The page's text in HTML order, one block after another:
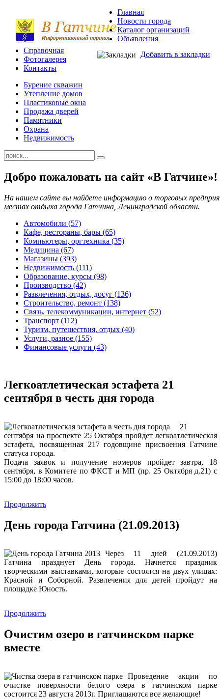
Добавить в закладки
Главная
Новости города
Каталог организаций
Объявления
Справочная
Фотогалерея
Контакты
Бурение скважин
Утепление домов
Пластиковые окна
Продажа дверей
Памятники
Охрана
Недвижимость
Добро пожаловать на сайт «В Гатчине»!
На нашем сайте вы найдете информацию о торговых
местах отдыха города Гатчина, Ленинградской области.
Автомобили (57)
Кафе, рестораны, бары (65)
Компьютеры, оргтехника (35)
Медицина (67)
Магазины (393)
Недвижимость (111)
Образование, курсы (98)
Производство (42)
Развлечения, отдых, досуг (136)
Строительство, ремонт (138)
Связь, телекоммуникации, интернет (52)
Транспорт (112)
Туризм, путешествия, отдых (40)
Услуги, разное (155)
Финансовые услуги (43)
Легкоатлетическая эстафета 21
сентября в честь дня города
21
сентября на проспекте 25 Октября пройдет легкоатлетическая
эстафета, посвященная 217 годовщине присвоения Гатчине
статуса города.
Подача заявок и получение номеров пройдет завтра, 18
сентября, в Комитете по ФКСТ и МП (пр. 25 Октября д.21) с
15:00 до 18:00 часов.
Продолжить
День города Гатчина (21.09.2013)
Через 11 дней (21.09.2013)
Гатчина празднует День города. Начнется праздник
творческими выставками, которые состоятся на двух улицах:
Красной и Соборной. Развлечения для детей пройдут на
площадке Юность.
Продолжить
Очистим озеро в гатчинском парке
вместе
Проведение акции по
очистке поверхности белого озера в гатчинском парке
состоится 23 августа 2013г. Приглашаются все желающие!